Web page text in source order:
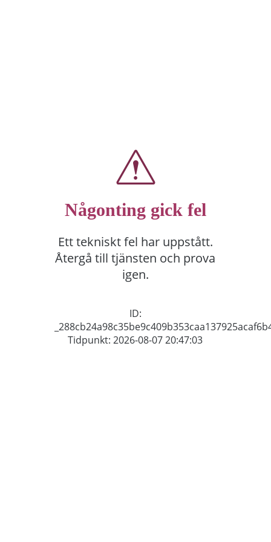
Någonting gick fel
Ett tekniskt fel har uppstått.
Återgå till tjänsten och prova
igen.
ID:
Tidpunkt: 2026-08-07 20:47:03